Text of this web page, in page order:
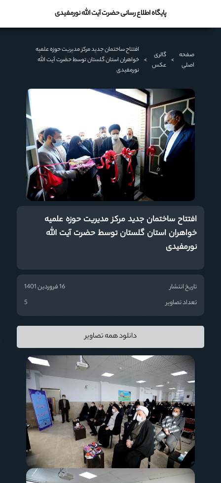
پایگاه اطلاع رسانی حضرت آیت الله نورمفیدی
صفحه
اصلی
>
گالری
عکس
>
افتتاح ساختمان جدید مرکز مدیریت حوزه علمیه
خواهران استان گلستان توسط حضرت آیت الله
نورمفیدی
افتتاح ساختمان جدید مرکز مدیریت حوزه علمیه
خواهران استان گلستان توسط حضرت آیت الله
نورمفیدی
تاریخ انتشار
16 فروردین 1401
تعداد تصاویر
5
دانلود همه تصاویر